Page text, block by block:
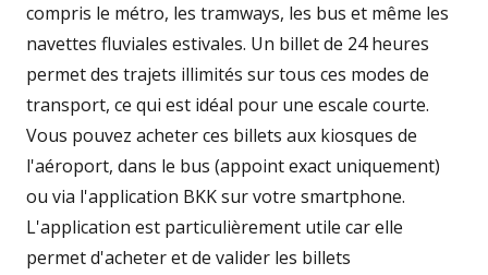
compris le métro, les tramways, les bus et même les
navettes fluviales estivales. Un billet de 24 heures
permet des trajets illimités sur tous ces modes de
transport, ce qui est idéal pour une escale courte.
Vous pouvez acheter ces billets aux kiosques de
l'aéroport, dans le bus (appoint exact uniquement)
ou via l'application BKK sur votre smartphone.
L'application est particulièrement utile car elle
permet d'acheter et de valider les billets